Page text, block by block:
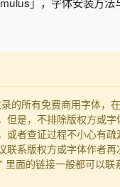
的所有免费商用字体，
但是，不排除版权方或
或者查证过程不小心有疏
联系版权方或字体作者再
里面的链接一般都可以联